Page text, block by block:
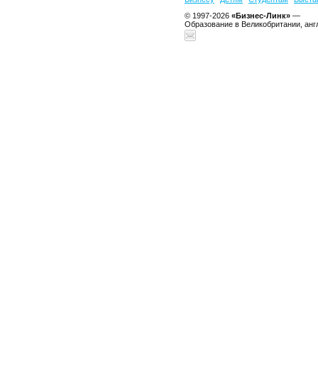
© 1997-2026 «Бизнес-Линк» —
Образование в Великобритании,